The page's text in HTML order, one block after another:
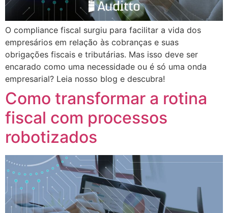
O compliance fiscal surgiu para facilitar a vida dos
empresários em relação às cobranças e suas
obrigações fiscais e tributárias. Mas isso deve ser
encarado como uma necessidade ou é só uma onda
empresarial? Leia nosso blog e descubra!
Como transformar a rotina
fiscal com processos
robotizados